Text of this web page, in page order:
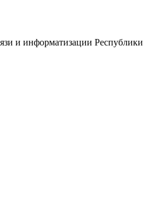
и информатизации Республики